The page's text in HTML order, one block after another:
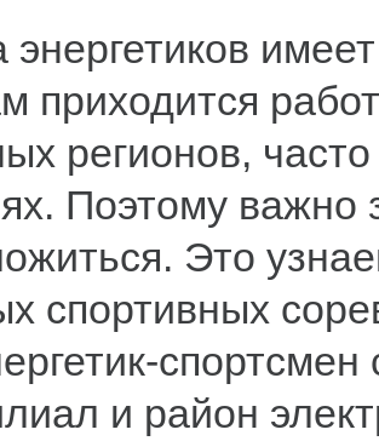
энергетиков
приходится
регионов,
Поэтому важно
Это
спортивных
и район